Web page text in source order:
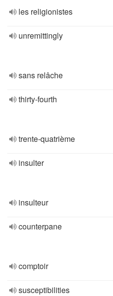
les religionistes
unremittingly
sans relâche
thirty-fourth
trente-quatrième
insulter
insulteur
counterpane
comptoir
susceptibilities